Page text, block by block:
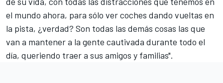
el mundo ahora, para sólo ver coches dando vueltas en
la pista, ¿verdad? Son todas las demás cosas las que
van a mantener a la gente cautivada durante todo el
día, queriendo traer a sus amigos y familias".